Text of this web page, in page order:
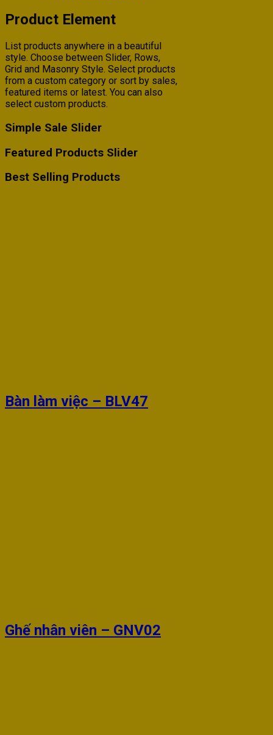
Product Element
List products anywhere in a beautiful
style. Choose between Slider, Rows,
Grid and Masonry Style. Select products
from a custom category or sort by sales,
featured items or latest. You can also
select custom products.
Simple Sale Slider
Featured Products Slider
Best Selling Products
Bàn làm việc – BLV47
Ghế nhân viên – GNV02